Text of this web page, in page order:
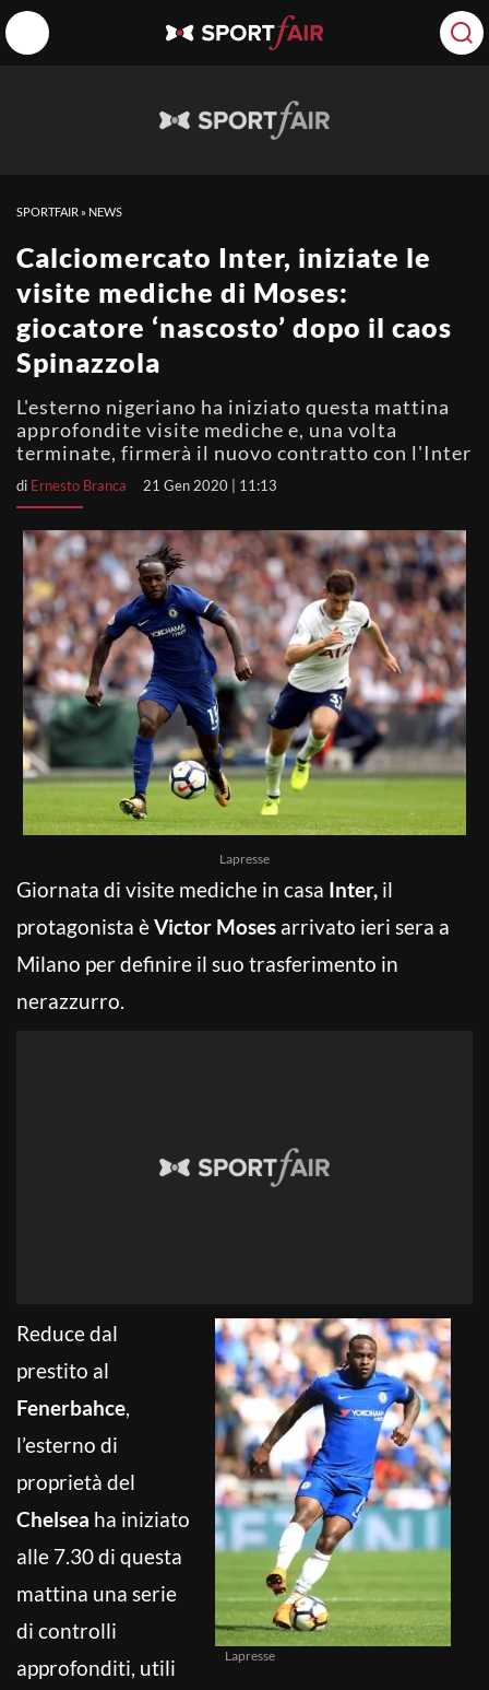
SPORTFAIR » NEWS
Calciomercato Inter, iniziate le
visite mediche di Moses:
giocatore ‘nascosto’ dopo il caos
Spinazzola
L'esterno nigeriano ha iniziato questa mattina
approfondite visite mediche e, una volta
terminate, firmerà il nuovo contratto con l'Inter
di Ernesto Branca 21 Gen 2020 | 11:13
Lapresse
Giornata di visite mediche in casa Inter, il
protagonista èVictor Moses arrivato ieri sera a
Milano per definire il suo trasferimento in
nerazzurro.
Lapresse
Reduce dal
prestito al
Fenerbahce,
l’esterno di
proprietà del
Chelsea ha iniziato
alle 7.30 di questa
mattina una serie
di controlli
approfonditi, utili